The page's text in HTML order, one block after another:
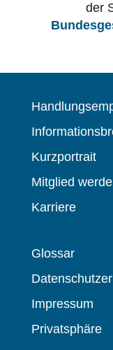
der
Kurzportrait
Mitglied
Karriere
Glossar
Impressum
Privatsphäre